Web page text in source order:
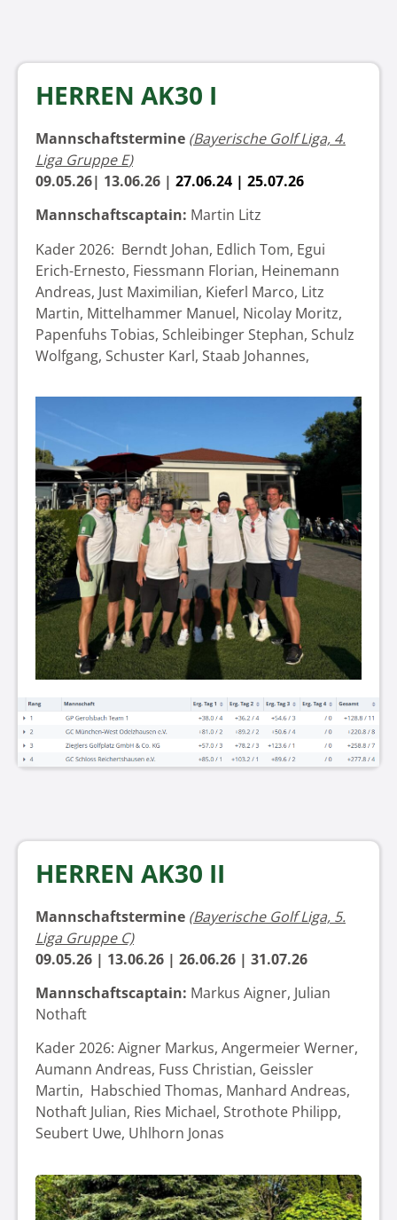
HERREN AK30 I
Mannschaftstermine (Bayerische Golf Liga, 4.
Liga Gruppe E)
09.05.26| 13.06.26 | 27.06.24 | 25.07.26
Mannschaftscaptain: Martin Litz
Kader 2026: Berndt Johan, Edlich Tom, Egui
Erich-Ernesto, Fiessmann Florian, Heinemann
Andreas, Just Maximilian, Kieferl Marco, Litz
Martin, Mittelhammer Manuel, Nicolay Moritz,
Papenfuhs Tobias, Schleibinger Stephan, Schulz
Wolfgang, Schuster Karl, Staab Johannes,
HERREN AK30 II
Mannschaftstermine (Bayerische Golf Liga, 5.
Liga Gruppe C)
09.05.26 | 13.06.26 | 26.06.26 | 31.07.26
Mannschaftscaptain: Markus Aigner, Julian
Nothaft
Kader 2026: Aigner Markus, Angermeier Werner,
Aumann Andreas, Fuss Christian, Geissler
Martin, Habschied Thomas, Manhard Andreas,
Nothaft Julian, Ries Michael, Strothote Philipp,
Seubert Uwe, Uhlhorn Jonas